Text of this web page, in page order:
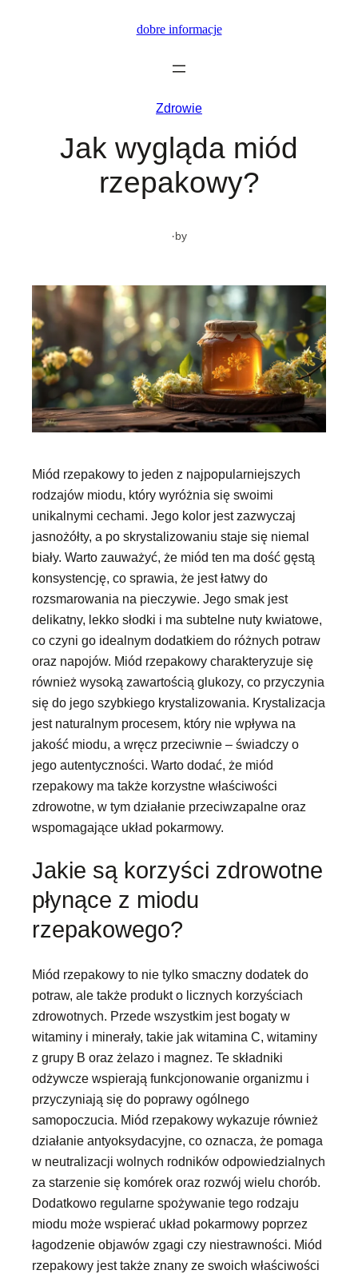
dobre informacje
Zdrowie
Jak wygląda miód
rzepakowy?
·by
Miód rzepakowy to jeden z najpopularniejszych
rodzajów miodu, który wyróżnia się swoimi
unikalnymi cechami. Jego kolor jest zazwyczaj
jasnożółty, a po skrystalizowaniu staje się niemal
biały. Warto zauważyć, że miód ten ma dość gęstą
konsystencję, co sprawia, że jest łatwy do
rozsmarowania na pieczywie. Jego smak jest
delikatny, lekko słodki i ma subtelne nuty kwiatowe,
co czyni go idealnym dodatkiem do różnych potraw
oraz napojów. Miód rzepakowy charakteryzuje się
również wysoką zawartością glukozy, co przyczynia
się do jego szybkiego krystalizowania. Krystalizacja
jest naturalnym procesem, który nie wpływa na
jakość miodu, a wręcz przeciwnie – świadczy o
jego autentyczności. Warto dodać, że miód
rzepakowy ma także korzystne właściwości
zdrowotne, w tym działanie przeciwzapalne oraz
wspomagające układ pokarmowy.
Jakie są korzyści zdrowotne
płynące z miodu
rzepakowego?
Miód rzepakowy to nie tylko smaczny dodatek do
potraw, ale także produkt o licznych korzyściach
zdrowotnych. Przede wszystkim jest bogaty w
witaminy i minerały, takie jak witamina C, witaminy
z grupy B oraz żelazo i magnez. Te składniki
odżywcze wspierają funkcjonowanie organizmu i
przyczyniają się do poprawy ogólnego
samopoczucia. Miód rzepakowy wykazuje również
działanie antyoksydacyjne, co oznacza, że pomaga
w neutralizacji wolnych rodników odpowiedzialnych
za starzenie się komórek oraz rozwój wielu chorób.
Dodatkowo regularne spożywanie tego rodzaju
miodu może wspierać układ pokarmowy poprzez
łagodzenie objawów zgagi czy niestrawności. Miód
rzepakowy jest także znany ze swoich właściwości